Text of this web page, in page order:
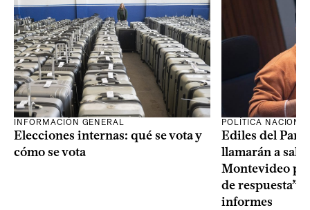
INFORMACIÓN GENERAL
Elecciones internas: qué se vota y
cómo se vota
POLÍTICA
Ediles del
llamarán a sala
Montevideo
de respuesta”
informes